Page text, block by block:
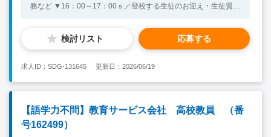
務など ▼16：00～17：00ｓ／登校する生徒のお迎え・生徒質問
英語力 【必須要件】 ・ 学士号以上の学位 ※授業は日本語で実
施されるため、語学スキルは不問 ・ 学習塾講師、または学校な
ります。） ・ 指導力、コミュニケーション能力、課題解決能力
・ チームワークを重視し、協調性を持って業務を進めることが
できること ・ 自発的に課題を発見・乗り越える意欲と積極性 ※
ホーチミン、上海、ジャカルタいずれかの地域の校舎で勤務可能
な方 【歓迎要件】 ・ 英語またはタイ語での日常会話が可能な方
（社内コミュニケーションで使用） ・ タイで現地面接が可能な
検討リスト 応募する
求人ID：SDG-131645 更新日：2026/06/19
【語学力不問】教育サービス会社 高校教員 （番
号162499）